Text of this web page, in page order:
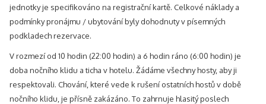
jednotky je specifikováno na registrační kartě. Celkové náklady a
podmínky pronájmu / ubytování byly dohodnuty v písemných
podkladech rezervace.
V rozmezí od 10 hodin (22:00 hodin) a 6 hodin ráno (6:00 hodin) je
doba nočního klidu a ticha v hotelu. Žádáme všechny hosty, aby ji
respektovali. Chování, které vede k rušení ostatních hostů v době
nočního klidu, je přísně zakázáno. To zahrnuje hlasitý poslech